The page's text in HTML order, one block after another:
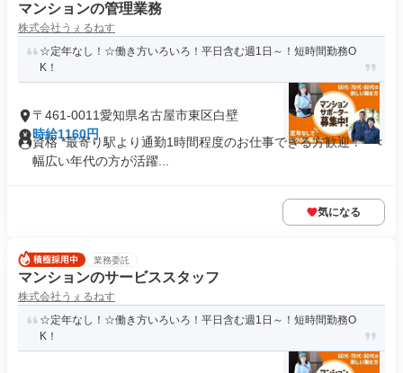
マンションの管理業務
株式会社うぇるねす
☆定年なし！☆働き方いろいろ！平日含む週1日～！短時間勤務O
K！
〒461-0011愛知県名古屋市東区白壁
時給1160円
資格 *最寄り駅より通勤1時間程度のお仕事できる方歓迎！* *<
幅広い年代の方が活躍...
気になる
業務委託
マンションのサービススタッフ
株式会社うぇるねす
☆定年なし！☆働き方いろいろ！平日含む週1日～！短時間勤務O
K！